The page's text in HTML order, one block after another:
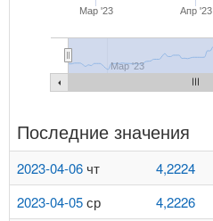
Мар '23 Апр '23
Мар '23
Последние значения
2023-04-06 чт 4,2224
2023-04-05ср 4,2226